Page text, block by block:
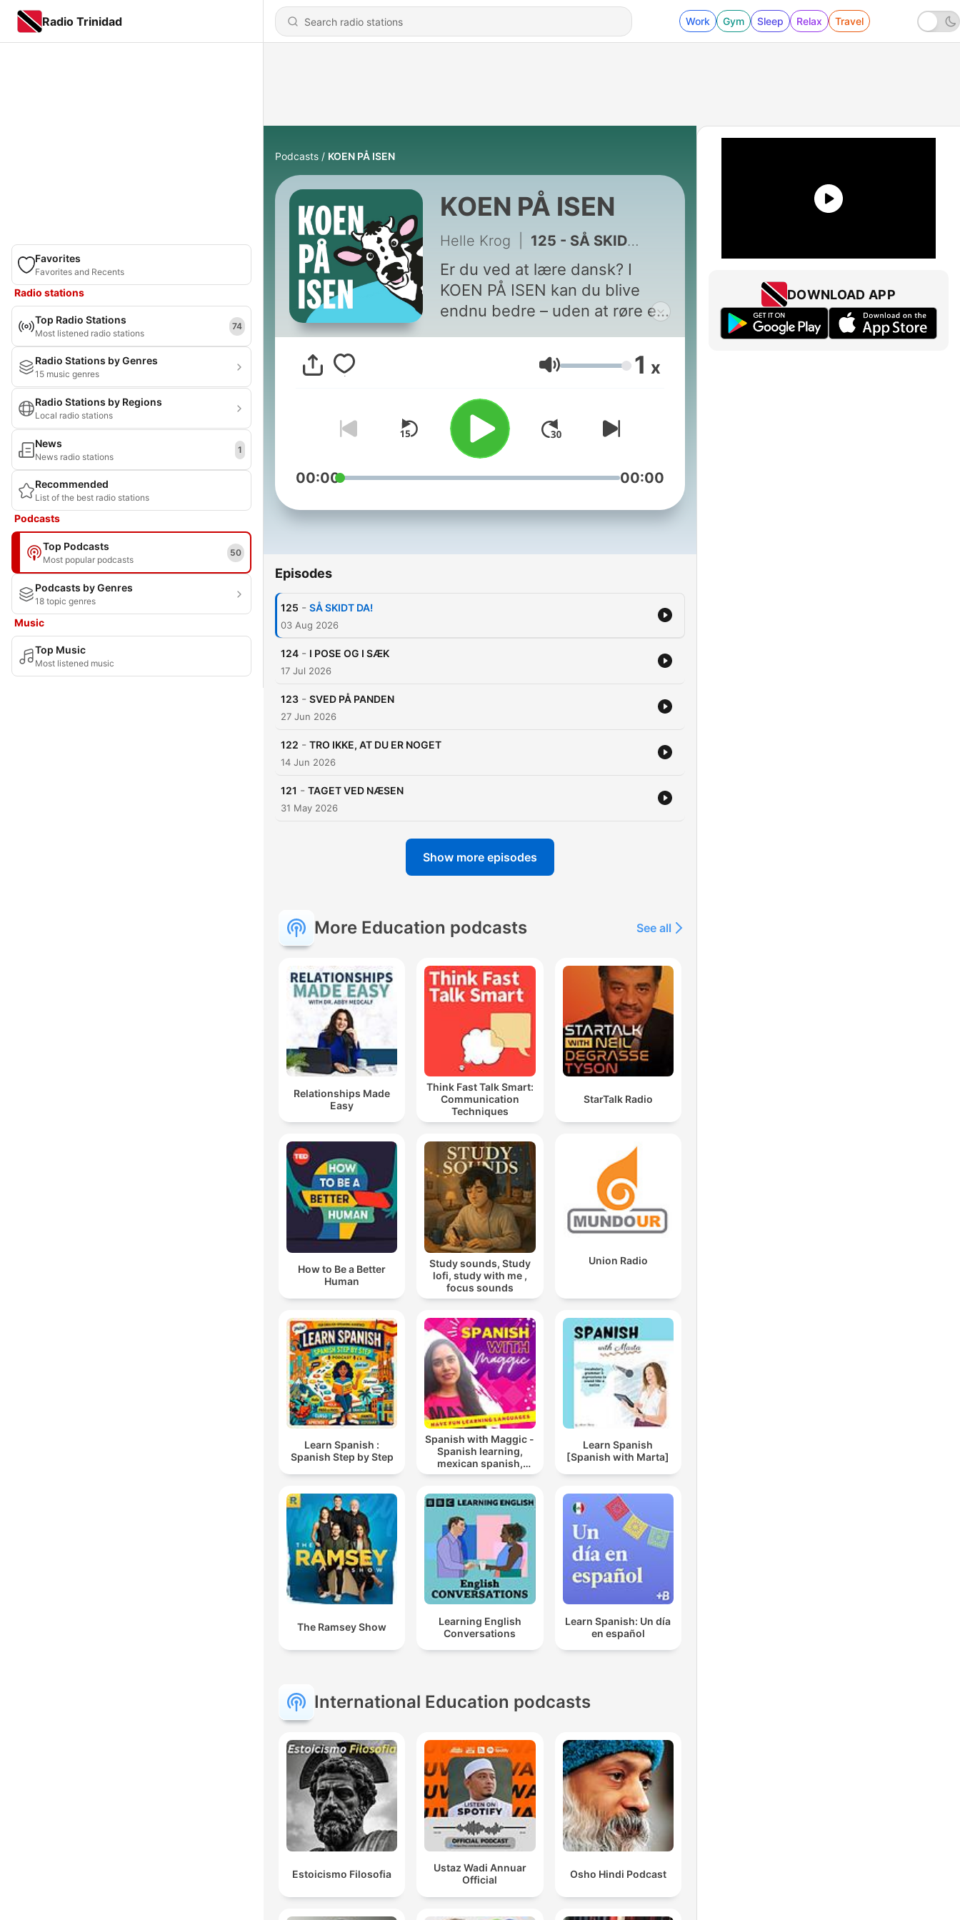
Radio Trinidad Work Gym Sleep Relax Travel
Favorites
Favorites and Recents
Radio stations
Top Radio Stations
Most listened radio stations
74
Radio Stations by Genres
15 music genres
Radio Stations by Regions
Local radio stations
News
News radio stations
1
Recommended
List of the best radio stations
Podcasts
Top Podcasts
Most popular podcasts
50
Podcasts by Genres
18 topic genres
Music
Top Music
Most listened music
Podcasts KOEN PÅ ISEN
KOEN PÅ ISEN
Helle Krog 125 - SÅ SKIDT DA!
Er du ved at lære dansk? I
KOEN PÅ ISEN kan du blive
endnu bedre – uden at røre en
læne dig tilbage og lytte. I
podcasten vil du høre det
og tydeligt, mens du kommer
bag om sproget og lærer ord,
udtryk og talemåder, som kan
være ekstra svære at forstå for
dansksprogede. F.eks. vil du
siger "tak for kaffe", selvom de
bare nemmere at forstå dansk
Volume 1 x
00:00 00:00
Episodes
125 - SÅ SKIDT DA!
03 Aug 2026
124 - I POSE OG I SÆK
17 Jul 2026
123 - SVED PÅ PANDEN
27 Jun 2026
122 - TRO IKKE, AT DU ER NOGET
14 Jun 2026
121 - TAGET VED NÆSEN
31 May 2026
Show more episodes
More Education podcasts See all
Relationships Made
Easy
Think Fast Talk Smart:
Communication
Techniques
StarTalk Radio
How to Be a Better
Human
Study sounds, Study
lofi, study with me ,
focus sounds
Union Radio
Learn Spanish :
Spanish Step by Step
Spanish with Maggic -
Spanish learning,
mexican spanish,
language learning,
Learn Spanish
[Spanish with Marta]
The Ramsey Show
Learning English
Conversations
Learn Spanish: Un día
en español
International Education podcasts
Estoicismo Filosofia
Ustaz Wadi Annuar
Official
Osho Hindi Podcast
DOWNLOAD APP